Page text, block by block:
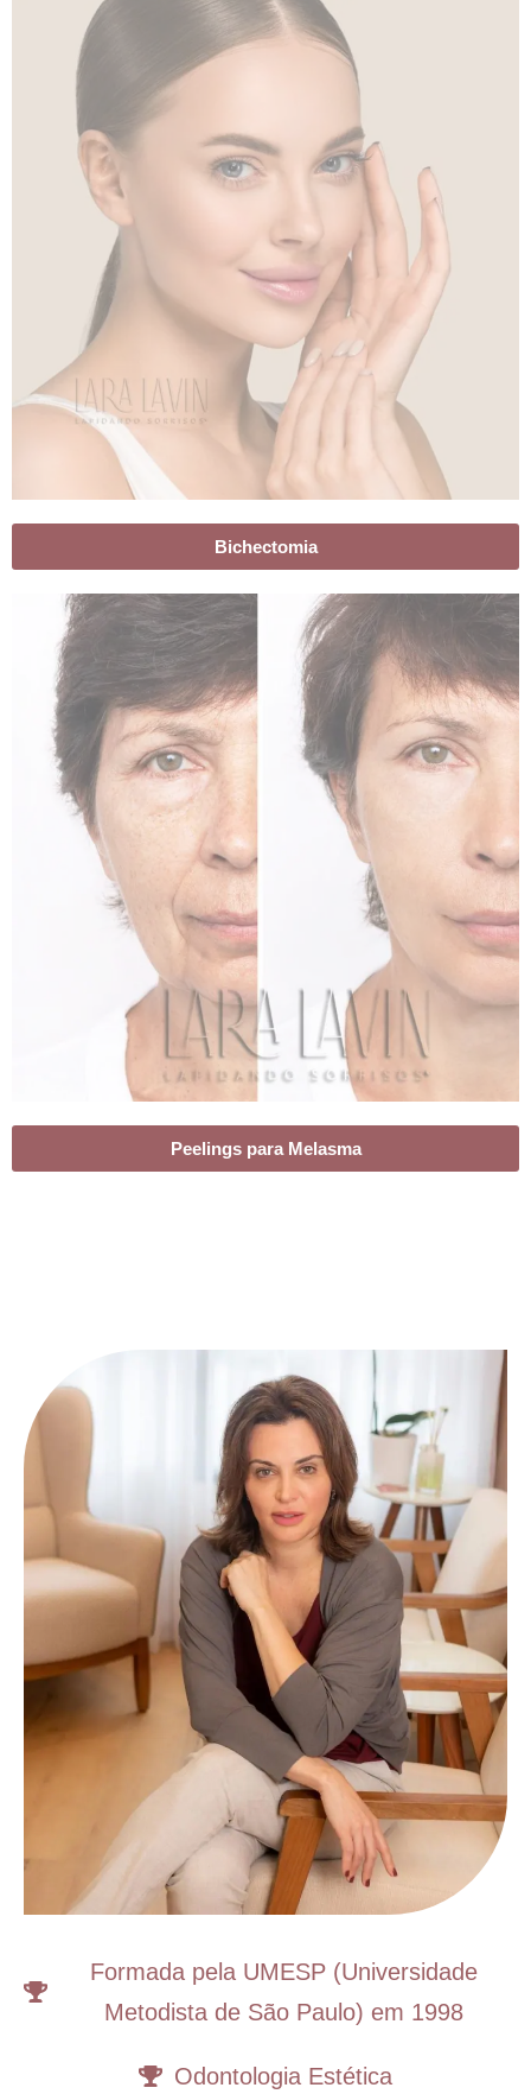
Bichectomia
Peelings para Melasma
Formada pela UMESP (Universidade
Metodista de São Paulo) em 1998
Odontologia Estética